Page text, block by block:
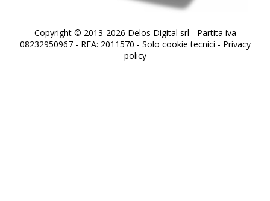
Copyright © 2013-2026 Delos Digital srl - Partita iva
08232950967 - REA: 2011570 - Solo cookie tecnici - Privacy
policy